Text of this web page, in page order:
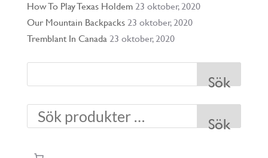
How To Play Texas Holdem 23 oktober, 2020
Our Mountain Backpacks 23 oktober, 2020
Tremblant In Canada 23 oktober, 2020
Sök
Sök